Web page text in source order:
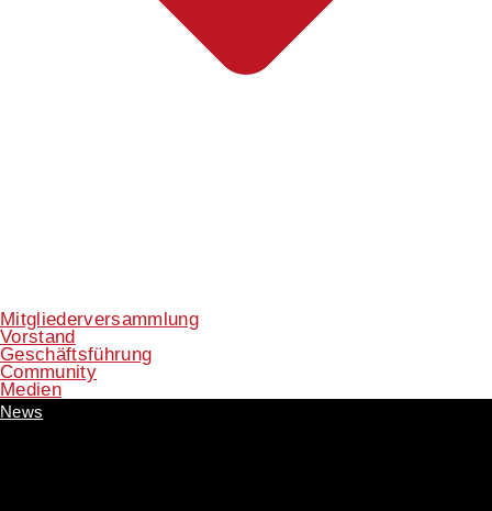
Mitgliederversammlung
Vorstand
Geschäftsführung
Community
Medien
News